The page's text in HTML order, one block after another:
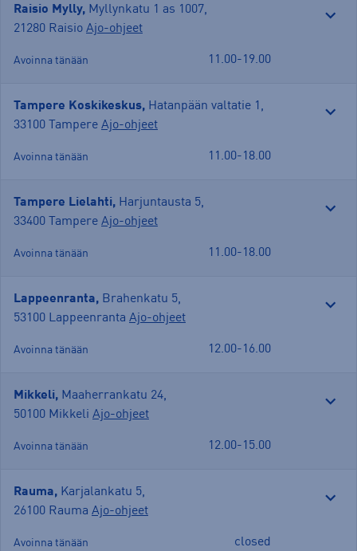
Raisio Mylly, Myllynkatu 1 as 1007,
21280 Raisio Ajo-ohjeet
Avoinna tänään 11.00-19.00
Tampere Koskikeskus, Hatanpään valtatie 1 ,
33100 Tampere Ajo-ohjeet
Avoinna tänään 11.00-18.00
Tampere Lielahti, Harjuntausta 5,
33400 Tampere Ajo-ohjeet
Avoinna tänään 11.00-18.00
Lappeenranta, Brahenkatu 5,
53100 Lappeenranta Ajo-ohjeet
Avoinna tänään 12.00-16.00
Mikkeli, Maaherrankatu 24,
50100 Mikkeli Ajo-ohjeet
Avoinna tänään 12.00-15.00
Rauma, Karjalankatu 5,
26100 Rauma Ajo-ohjeet
Avoinna tänään closed